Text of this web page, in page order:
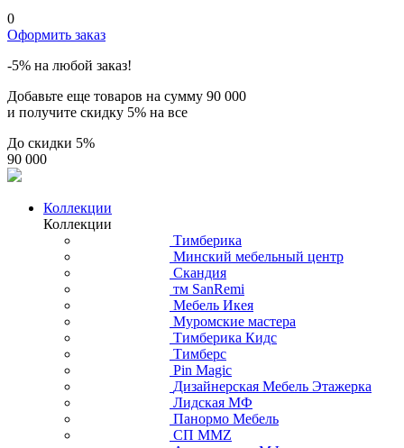
0
Оформить заказ
-5% на любой заказ!
Добавьте еще товаров на сумму 90 000
и получите скидку 5% на все
До скидки 5%
90 000
Коллекции
Коллекции
Тимберика
Минский мебельный центр
Скандия
тм SanRemi
Мебель Икея
Муромские мастера
Тимберика Кидс
Тимберс
Pin Magic
Дизайнерская Мебель Этажерка
Лидская МФ
Панормо Мебель
СП ММZ